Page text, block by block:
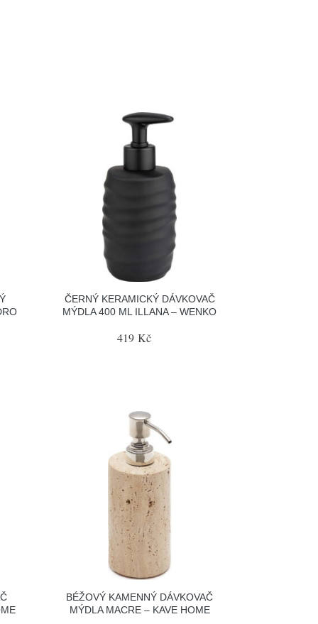
ČERNÝ KERAMICKÝ DÁVKOVAČ
MÝDLA 400 ML ILLANA – WENKO
419 Kč
BÉŽOVÝ KAMENNÝ DÁVKOVAČ
MÝDLA MACRE – KAVE HOME